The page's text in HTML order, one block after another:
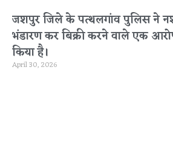
जशपुर जिले के पत्थलगांव पुलिस ने
भंडारण कर बिक्री करने वाले एक
किया है।
April 30, 2026